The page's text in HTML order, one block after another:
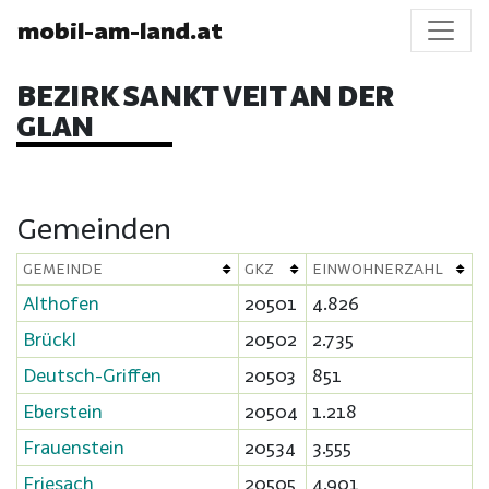
mobil-am-land.at
BEZIRK SANKT VEIT AN DER
GLAN
Gemeinden
GEMEINDE GKZ EINWOHNERZAHL
Althofen 20501
4.826
Brückl
20502
2.735
Deutsch-Griffen
20503
851
Eberstein
20504
1.218
Frauenstein
20534
3.555
Friesach
20505 4.901